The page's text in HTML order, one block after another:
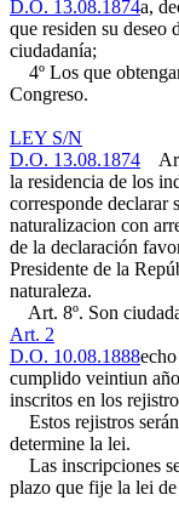
D.O. 13.08.1874a,
que residen su deseo
ciudadanía;
4º Los que
Congreso.
LEY S/N
D.O. 13.08.1874
la residencia de los
corresponde declarar
naturalizacion con
de la declaración
Presidente de la
naturaleza.
Art. 8º. Son
Art. 2
D.O. 10.08.1888
cumplido veintiun
inscritos en los
Estos rejistros
determine la lei.
Las inscripciones
plazo que fije la lei de